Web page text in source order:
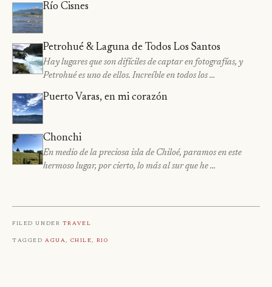
Río Cisnes
Petrohué & Laguna de Todos Los Santos
Hay lugares que son difíciles de captar en fotografías, y
Petrohué es uno de ellos. Increíble en todos los …
Puerto Varas, en mi corazón
Chonchi
En medio de la preciosa isla de Chiloé, paramos en este
hermoso lugar, por cierto, lo más al sur que he …
Filed under Travel
TaggedAgua, Chile, Rio